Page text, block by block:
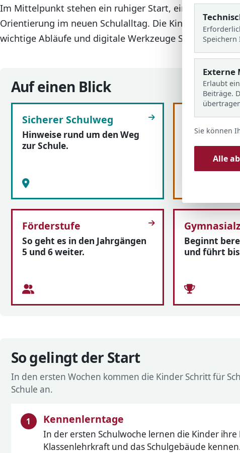
Im Mittelpunkt stehen ein ruhiger Start, eine starke
Orientierung im neuen Schulalltag. Die Kinder lernen
wichtige Abläufe und digitale Werkzeuge Schritt für
Auf einen Blick
Sicherer Schulweg
Hinweise rund um den Weg
zur Schule.
Sorgen
Förderstufe
So geht es in den Jahrgängen
5 und 6 weiter.
Beginnt
und führt
So gelingt der Start
In den ersten Wochen kommen die Kinder Schritt für
Schule an.
Kennenlerntage
In der ersten Schulwoche lernen die Kinder ihre
Klassenlehrkraft und das Schulgebäude
Speichern
Externe
Erlaubt
Beiträge.
Sie können
Alle